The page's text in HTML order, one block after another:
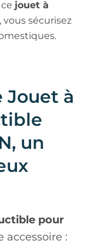
jouet à
, vous sécurisez
Jouet à
un
pour
accessoire :